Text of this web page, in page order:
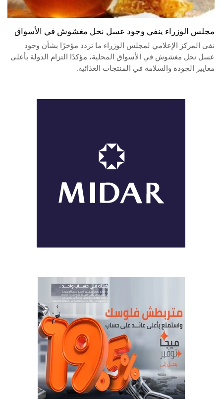
مجلس الوزراء ينفي وجود عسل نحل مغشوش في الأسواق
نفى المركز الإعلامي لمجلس الوزراء ما تردد مؤخرًا بشأن وجود
عسل نحل مغشوش في الأسواق المحلية، مؤكدًا التزام الدولة بأعلى
معايير الجودة والسلامة في المنتجات الغذائية.